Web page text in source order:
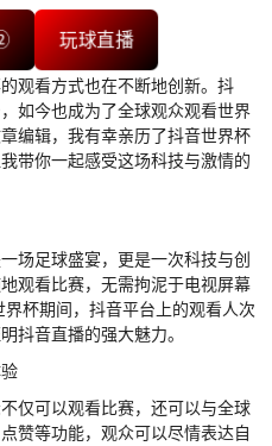
玩球直播
观看方式也在不断地创新。抖
如今也成为了全球观众观看世界
编辑，我有幸亲历了抖音世界杯
带你一起感受这场科技与激情的
场足球盛宴，更是一次科技与创
观看比赛，无需拘泥于电视屏幕
杯期间，抖音平台上的观看人次
抖音直播的强大魅力。
仅可以观看比赛，还可以与全球
赞等功能，观众可以尽情表达自